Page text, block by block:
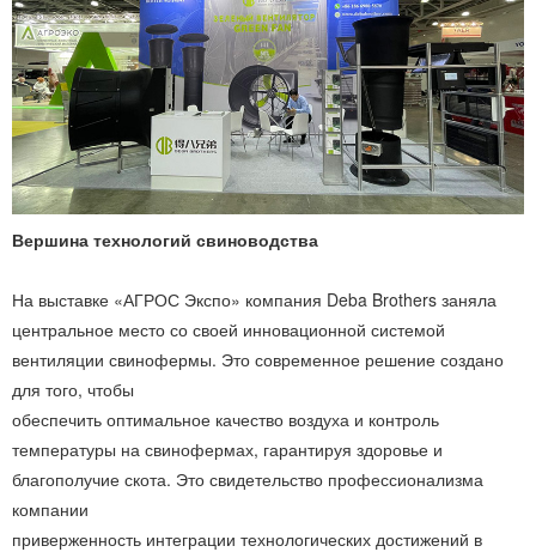
Вершина технологий свиноводства
На выставке «АГРОС Экспо» компания Deba Brothers заняла
центральное место со своей инновационной системой
вентиляции свинофермы. Это современное решение создано
для того, чтобы
обеспечить оптимальное качество воздуха и контроль
температуры на свинофермах, гарантируя здоровье и
благополучие скота. Это свидетельство профессионализма
компании
приверженность интеграции технологических достижений в